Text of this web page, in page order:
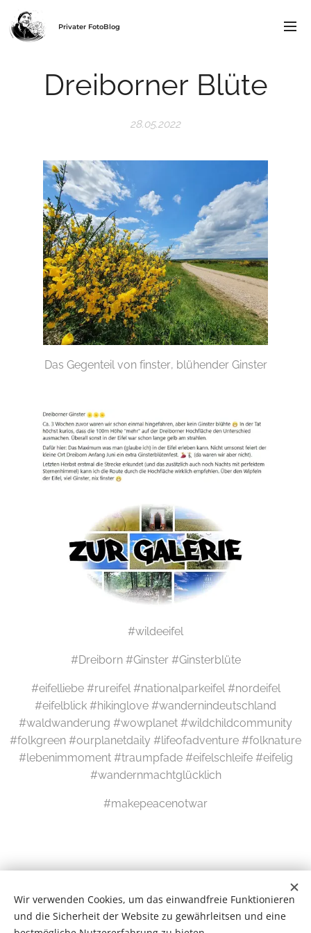
Privater FotoBlog
Dreiborner Blüte
28.05.2022
Das Gegenteil von finster, blühender Ginster
#wildeeifel
#Dreiborn #Ginster #Ginsterblüte
#eifelliebe #rureifel #nationalparkeifel #nordeifel
#eifelblick #hikinglove #wandernindeutschland
#waldwanderung #wowplanet #wildchildcommunity
#folkgreen #ourplanetdaily #lifeofadventure #folknature
#lebenimmoment #traumpfade #eifelschleife #eifelig
#wandernmachtglücklich
#makepeacenotwar
Wir verwenden Cookies, um das einwandfreie Funktionieren
und die Sicherheit der Website zu gewährleitsen und eine